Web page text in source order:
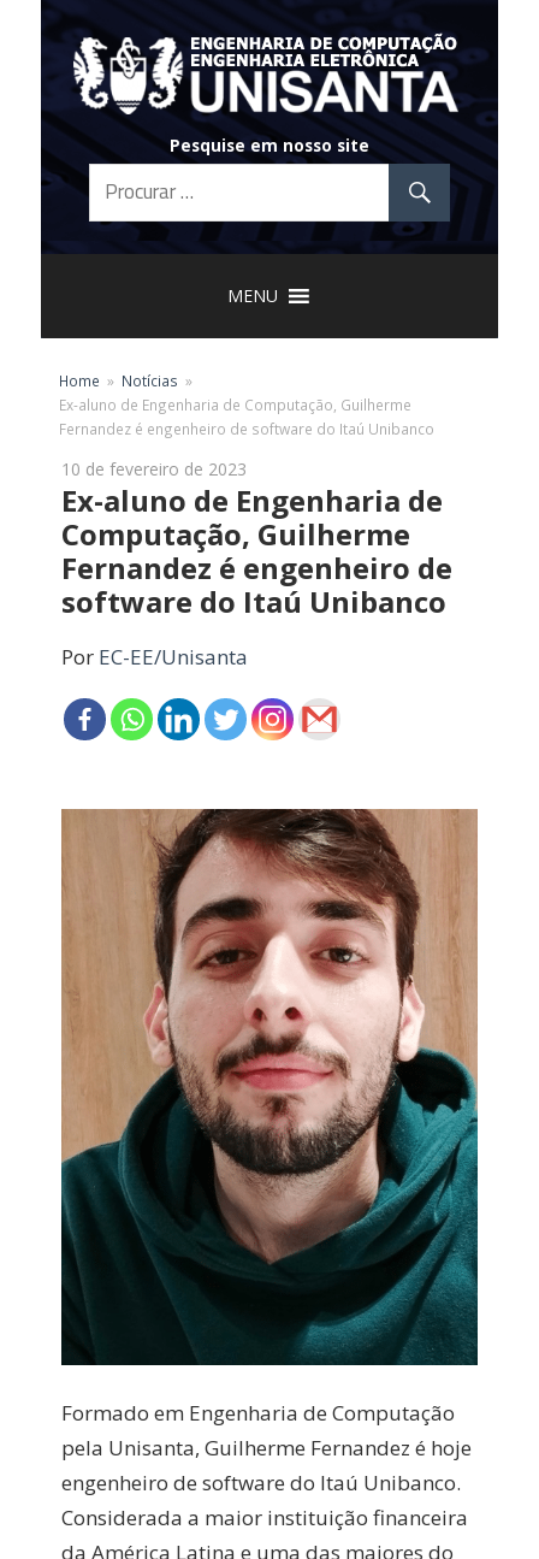
Skip
to
content
Pesquise em nosso site
MENU
Home
Notícias
Ex-aluno de Engenharia de Computação, Guilherme
Fernandez é engenheiro de software do Itaú Unibanco
10 de fevereiro de 2023
Ex-aluno de Engenharia de
Computação, Guilherme
Fernandez é engenheiro de
software do Itaú Unibanco
Por EC-EE/Unisanta
Formado em Engenharia de Computação
pela Unisanta, Guilherme Fernandez é hoje
engenheiro de software do Itaú Unibanco.
Considerada a maior instituição financeira
da América Latina e uma das maiores do